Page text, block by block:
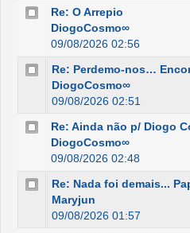
Re: O Arrepio
DiogoCosmo∞
09/08/2026 02:56
Re: Perdemo-nos…
DiogoCosmo∞
09/08/2026 02:51
Re: Ainda não p/ Diogo
DiogoCosmo∞
09/08/2026 02:48
Re: Nada foi demais...
Maryjun
09/08/2026 01:57